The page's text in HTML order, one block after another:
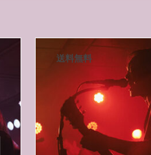
送料無料